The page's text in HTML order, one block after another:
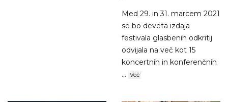
Med 29. in 31. marcem 2021
se bo deveta izdaja
festivala glasbenih odkritij
odvijala na več kot 15
koncertnih in konferenčnih
... Več